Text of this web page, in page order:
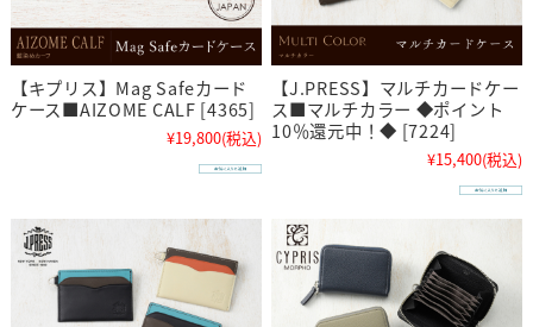
【キプリス】Mag Safeカード
ケース■AIZOME CALF [4365]
¥19,800(税込)
【J.PRESS】マルチカードケー
ス■マルチカラー ◆ポイント
10％還元中！◆ [7224]
¥15,400(税込)